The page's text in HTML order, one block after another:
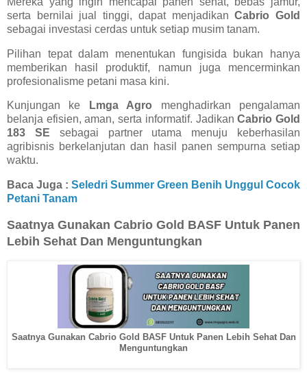
serta bernilai jual tinggi, dapat menjadikanCabrio Gold
sebagai investasi cerdas untuk setiap musim tanam.
Pilihan tepat dalam menentukan fungisida bukan hanya
memberikan hasil produktif, namun juga mencerminkan
profesionalisme petani masa kini.
Kunjungan ke Lmga Agro menghadirkan pengalaman
belanja efisien, aman, serta informatif. JadikanCabrio Gold
183 SE sebagai partner utama menuju keberhasilan
agribisnis berkelanjutan dan hasil panen sempurna setiap
waktu.
Baca Juga : Seledri Summer Green Benih Unggul Cocok
Petani Tanam
Saatnya Gunakan Cabrio Gold BASF Untuk Panen
Lebih Sehat Dan Menguntungkan
Saatnya Gunakan Cabrio Gold BASF Untuk Panen Lebih Sehat Dan
Menguntungkan